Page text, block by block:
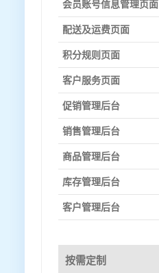
会员账号信息管理页面
配送及运费页面
积分规则页面
客户服务页面
促销管理后台
销售管理后台
商品管理后台
库存管理后台
客户管理后台
按需定制